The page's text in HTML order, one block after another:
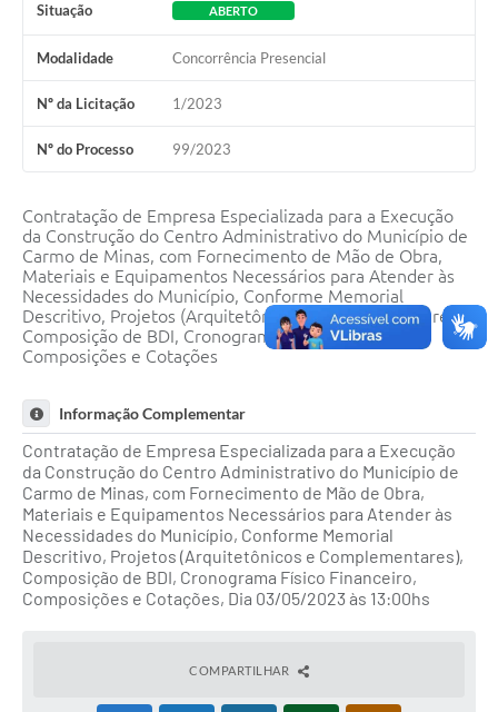
Contratos
Ouvidoria
Audiências Públicas
Arquivos para Download
Carta de Serviços
Notícias
Turismo
Obras
Secretarias
Projetos
Contas Públicas
Editais
Links
Situação ABERTO
Modalidade Concorrência Presencial
Nº da Licitação 1/2023
Nº do Processo 99/2023
Contratação de Empresa Especializada para a Execução
da Construção do Centro Administrativo do Município de
Carmo de Minas, com Fornecimento de Mão de Obra,
Materiais e Equipamentos Necessários para Atender às
Necessidades do Município, Conforme Memorial
Descritivo, Projetos (Arquitetônicos e Complementares),
Composição de BDI, Cronograma Físico Financeiro,
Composições e Cotações
Informação Complementar
Contratação de Empresa Especializada para a Execução
da Construção do Centro Administrativo do Município de
Carmo de Minas, com Fornecimento de Mão de Obra,
Materiais e Equipamentos Necessários para Atender às
Necessidades do Município, Conforme Memorial
Descritivo, Projetos (Arquitetônicos e Complementares),
Composição de BDI, Cronograma Físico Financeiro,
Composições e Cotações, Dia 03/05/2023 às 13:00hs
COMPARTILHAR